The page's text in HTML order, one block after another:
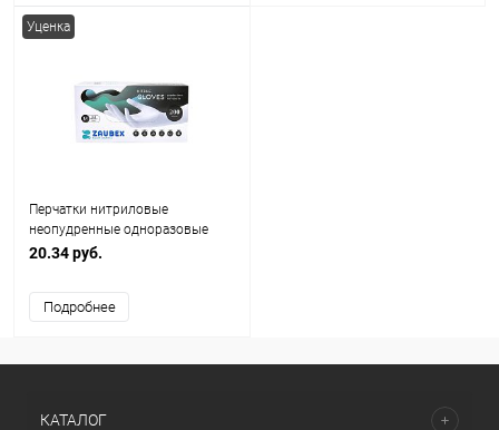
Уценка
Перчатки нитриловые
неопудренные одноразовые
"Zaubex", размер M, 200 шт./
20.34 руб.
Подробнее
КАТАЛОГ